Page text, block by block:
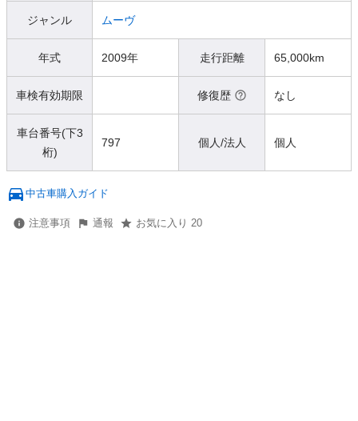
ジャンル ムーヴ
年式 2009年 走行距離 65,000km
車検有効期限 修復歴 なし
車台番号(下3
桁)
797 個人/法人 個人
中古車購入ガイド
注意事項 通報 お気に入り 20